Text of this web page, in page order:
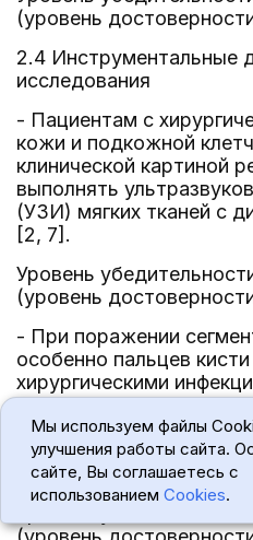
(уровень
2.4 Инструментальные
исследования
- Пациентам с
кожи и подкожной
клинической картиной
выполнять
(УЗИ) мягких тканей с
[2, 7].
Уровень
(уровень
- При поражении
особенно пальцев
хирургическими
подкожной клетчатки
выполнение
двух проекциях с
вовлечения в процесс
Мы используем файлы
улучшения работы сайта.
сайте, Вы соглашаетесь с
использованием Cookies.